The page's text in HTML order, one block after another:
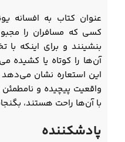
عنوان کتاب به افسانه
کسی که مسافران را
بنشینند و برای اینکه
آن‌ها را کوتاه یا کشیده
این استعاره نشان
واقعیت پیچیده و
با آن‌ها راحت هستند،
پادشکننده